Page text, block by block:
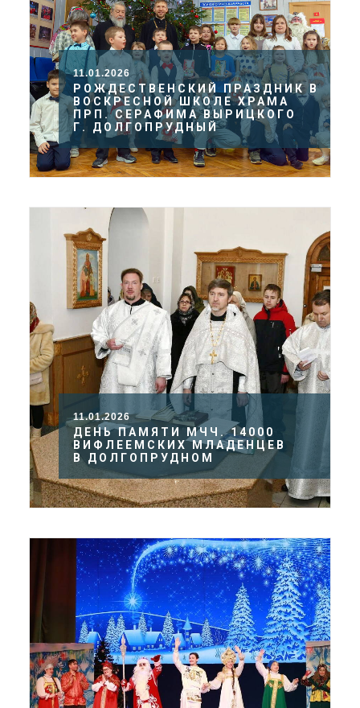
11.01.2026
РОЖДЕСТВЕНСКИЙ ПРАЗДНИК В
ВОСКРЕСНОЙ ШКОЛЕ ХРАМА
ПРП. СЕРАФИМА ВЫРИЦКОГО
Г. ДОЛГОПРУДНЫЙ
11.01.2026
ДЕНЬ ПАМЯТИ МЧЧ. 14000
ВИФЛЕЕМСКИХ МЛАДЕНЦЕВ
В ДОЛГОПРУДНОМ